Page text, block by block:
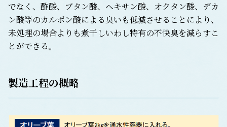
でなく、酢酸、ブタン酸、ヘキサン酸、オクタン酸、デカ
ン酸等のカルボン酸による臭いも低減させることにより、
未処理の場合よりも煮干しいわし特有の不快臭を減らすこ
とができる。
製造工程の概略